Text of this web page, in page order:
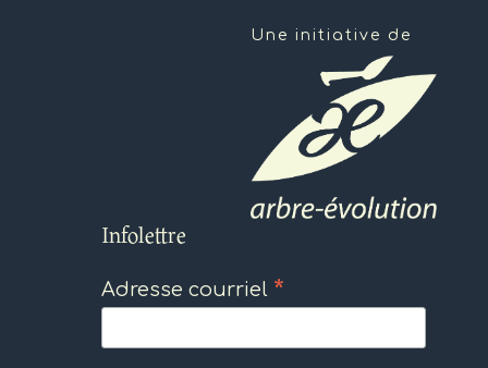
Une initiative de
Infolettre
Adresse courriel *